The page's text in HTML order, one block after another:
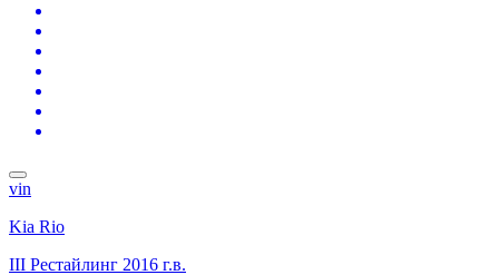
vin
Kia Rio
III Рестайлинг 2016 г.в.